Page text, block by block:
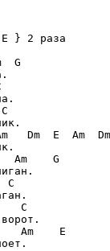
E } 2 раза
G
Dm  E  Am
G
C
Am    E